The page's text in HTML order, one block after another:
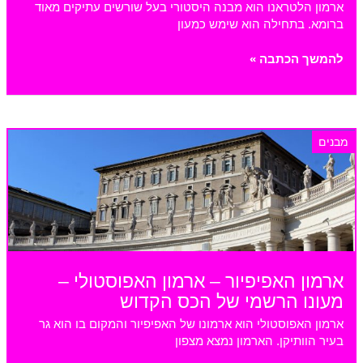
ארמון הלטראנו הוא מבנה היסטורי בעל שורשים עתיקים מאוד
ברומא. בתחילה הוא שימש כמעון
ארמון
ברומא
להמשך הכתבה »
ארמון האפיפיור – ארמון האפוסטולי –
מעונו הרשמי של הכס הקדוש
מבנים
ארמון האפוסטולי הוא ארמונו של האפיפיור והמקום בו הוא גר
בעיר הוותיקן. הארמון נמצא מצפון